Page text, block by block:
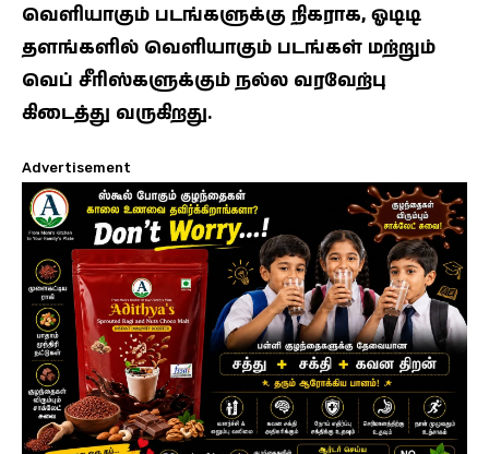
வெளியாகும் படங்களுக்கு நிகராக, ஓடிடி
தளங்களில் வெளியாகும் படங்கள் மற்றும்
வெப் சீரிஸ்களுக்கும் நல்ல வரவேற்பு
கிடைத்து வருகிறது.
Advertisement